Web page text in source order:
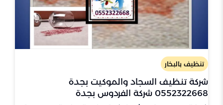
تنظيف بالبخار
شركة تنظيف السجاد والموكيت بجدة
0552322668 شركة الفردوس بجدة